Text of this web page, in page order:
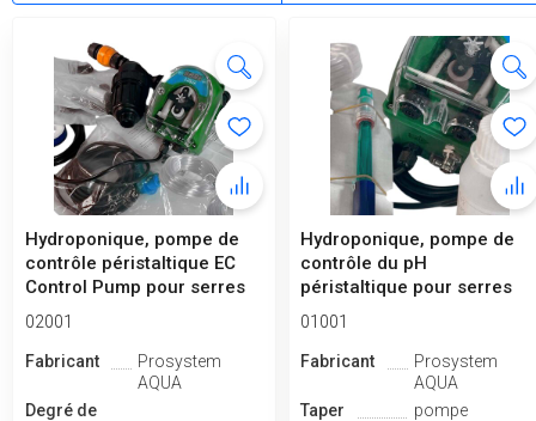
Hydroponique, pompe de
contrôle péristaltique EC
Control Pump pour serres
02001
Fabricant
Prosystem
AQUA
Degré de
Hydroponique, pompe de
contrôle du pH
péristaltique pour serres
01001
Fabricant
Prosystem
AQUA
Taper
pompe